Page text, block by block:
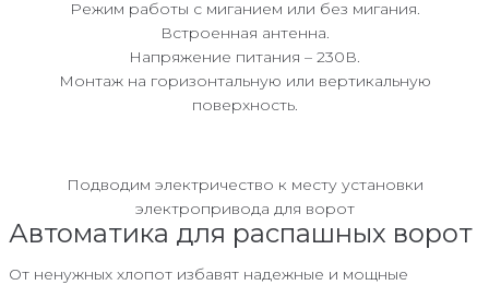
Режим работы с миганием или без мигания.
Встроенная антенна.
Напряжение питания – 230В.
Монтаж на горизонтальную или вертикальную
поверхность.
Подводим электричество к месту установки
электропривода для ворот
Автоматика для распашных ворот
От ненужных хлопот избавят надежные и мощные